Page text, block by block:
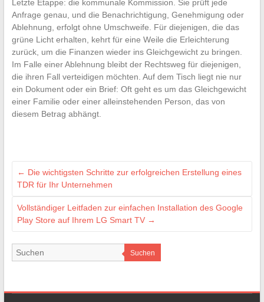
Letzte Etappe: die kommunale Kommission. Sie prüft jede
Anfrage genau, und die Benachrichtigung, Genehmigung oder
Ablehnung, erfolgt ohne Umschweife. Für diejenigen, die das
grüne Licht erhalten, kehrt für eine Weile die Erleichterung
zurück, um die Finanzen wieder ins Gleichgewicht zu bringen.
Im Falle einer Ablehnung bleibt der Rechtsweg für diejenigen,
die ihren Fall verteidigen möchten. Auf dem Tisch liegt nie nur
ein Dokument oder ein Brief: Oft geht es um das Gleichgewicht
einer Familie oder einer alleinstehenden Person, das von
diesem Betrag abhängt.
← Die wichtigsten Schritte zur erfolgreichen Erstellung eines
TDR für Ihr Unternehmen
Vollständiger Leitfaden zur einfachen Installation des Google
Play Store auf Ihrem LG Smart TV →
Suchen